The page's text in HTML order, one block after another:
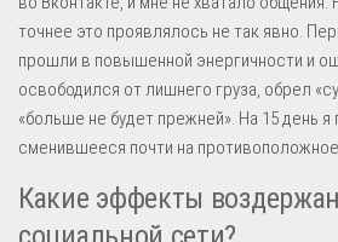
точнее это проявлялось не так явно.
прошли в повышенной энергичности и
освободился от лишнего груза, обрел
«больше не будет прежней». На 15 день я
сменившееся почти на
Какие эффекты